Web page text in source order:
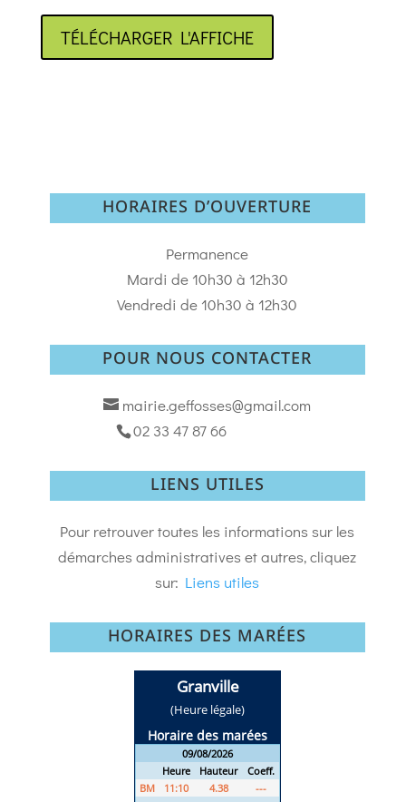
TÉLÉCHARGER L'AFFICHE
HORAIRES D’OUVERTURE
Permanence
Mardi de 10h30 à 12h30
Vendredi de 10h30 à 12h30
POUR NOUS CONTACTER
mairie.geffosses@gmail.com
02 33 47 87 66
LIENS UTILES
Pour retrouver toutes les informations sur les
démarches administratives et autres, cliquez
sur: Liens utiles
HORAIRES DES MARÉES